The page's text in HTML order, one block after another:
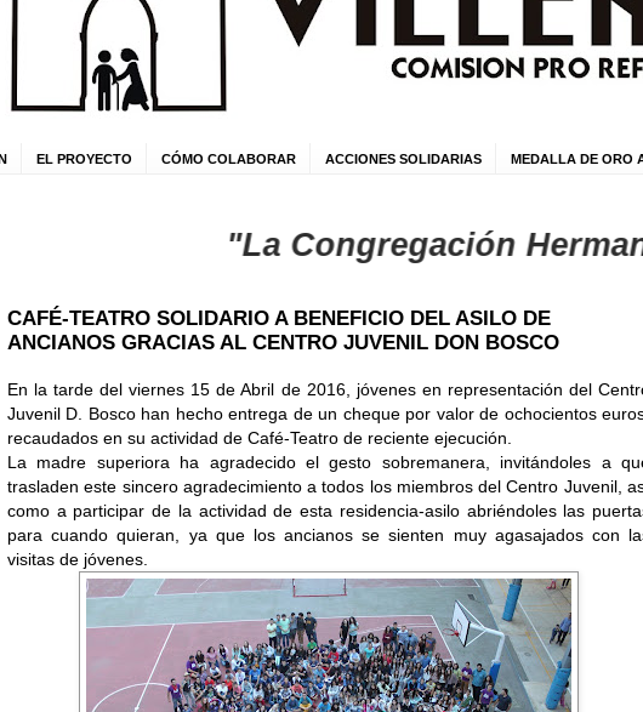
EL PROYECTO CÓMO COLABORAR ACCIONES SOLIDARIAS MEDALLA DE ORO
"La Congregación
CAFÉ-TEATRO SOLIDARIO A BENEFICIO DEL ASILO DE
ANCIANOS GRACIAS AL CENTRO JUVENIL DON BOSCO
En la tarde del viernes 15 de Abril de 2016, jóvenes en representación del
Juvenil D. Bosco han hecho entrega de un cheque por valor de ochocientos
recaudados en su actividad de Café-Teatro de reciente ejecución.
La madre superiora ha agradecido el gesto sobremanera, invitándoles a
trasladen este sincero agradecimiento a todos los miembros del Centro Juvenil,
como a participar de la actividad de esta residencia-asilo abriéndoles las
para cuando quieran, ya que los ancianos se sienten muy agasajados con
visitas de jóvenes.